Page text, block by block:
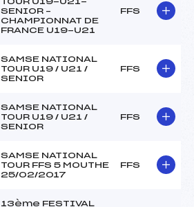
SENIOR –
CHAMPIONNAT DE
FRANCE U19-U21
FFS
SAMSE NATIONAL
TOUR U19 / U21 /
SENIOR
FFS
SAMSE NATIONAL
TOUR U19 / U21 /
SENIOR
FFS
SAMSE NATIONAL
TOUR FFS 5 MOUTHE
25/02/2017
FFS
13ème FESTIVAL